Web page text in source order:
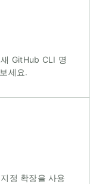
GitHub CLI 명
세요.
정 확장을 사용